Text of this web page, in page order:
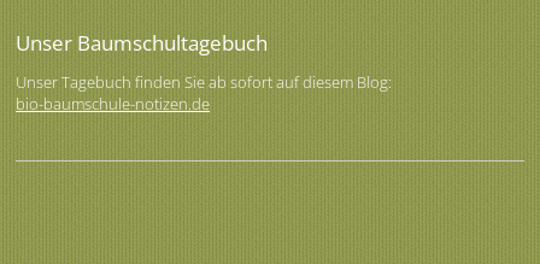
Unser Baumschultagebuch
Unser Tagebuch finden Sie ab sofort auf diesem Blog:
bio-baumschule-notizen.de